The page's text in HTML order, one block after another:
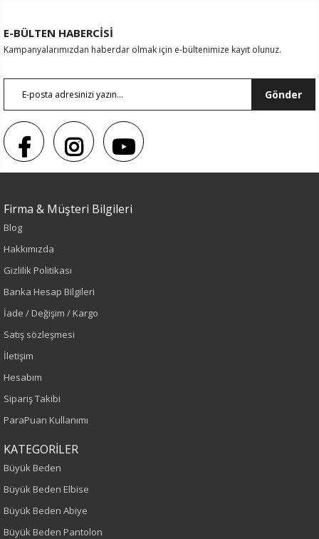
Sezon : KIŞLIK
Renk
Siyah
Sezon
Sonbahar-Kış
Yaş Grubu
Bel
Normal Bel
Kalıp
E-BÜLTEN HABERCİSİ
Kampanyalarımızdan haberdar olmak için e-bültenimize kayıt olunuz.
Gönder
Firma & Müşteri Bilgileri
Blog
Hakkımızda
Gizlilik Politikası
Banka Hesap Bilgileri
İade / Değişim / Kargo
Satış sözleşmesi
İletişim
Hesabım
Sipariş Takibi
ParaPuan Kullanımı
KATEGORİLER
Büyük Beden
Büyük Beden Elbise
Büyük Beden Abiye
Büyük Beden Pantolon